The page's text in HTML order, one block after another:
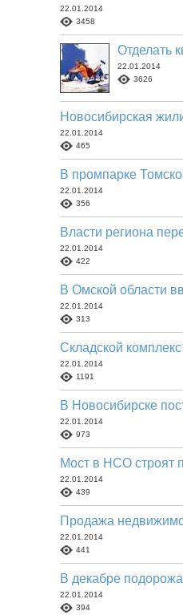
22.01.2014
3458
Отделать
22.01.2014
3626
Новосибирская
22.01.2014
465
В промпарке
22.01.2014
356
Власти региона
22.01.2014
422
В Омской области
22.01.2014
313
Складской
22.01.2014
1191
В Новосибирске
22.01.2014
973
Мост в НСО строят
22.01.2014
439
Продажа
22.01.2014
441
В декабре
22.01.2014
394